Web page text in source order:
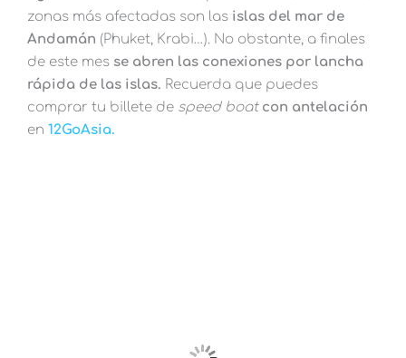
zonas más afectadas son las islas del mar de
Andamán (Phuket, Krabi…). No obstante, a finales
de este mes se abren las conexiones por lancha
rápida de las islas. Recuerda que puedes
comprar tu billete de speed boat con antelación
en 12GoAsia.